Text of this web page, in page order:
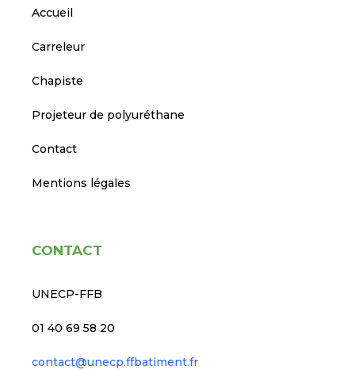
Accueil
Carreleur
Chapiste
Projeteur de polyuréthane
Contact
Mentions légales
CONTACT
UNECP-FFB
01 40 69 58 20
contact@unecp.ffbatiment.fr